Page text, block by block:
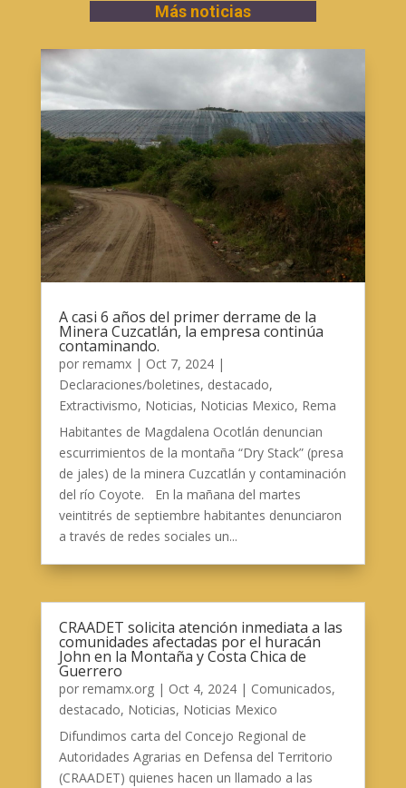
Más noticias
A casi 6 años del primer derrame de la
Minera Cuzcatlán, la empresa continúa
contaminando.
por remamx| Oct 7, 2024|
Declaraciones/boletines, destacado,
Extractivismo, Noticias, Noticias Mexico, Rema
Habitantes de Magdalena Ocotlán denuncian
escurrimientos de la montaña “Dry Stack” (presa
de jales) de la minera Cuzcatlán y contaminación
del río Coyote. En la mañana del martes
veintitrés de septiembre habitantes denunciaron
a través de redes sociales un...
CRAADET solicita atención inmediata a las
comunidades afectadas por el huracán
John en la Montaña y Costa Chica de
Guerrero
por remamx.org| Oct 4, 2024| Comunicados,
destacado, Noticias, Noticias Mexico
Difundimos carta del Concejo Regional de
Autoridades Agrarias en Defensa del Territorio
(CRAADET) quienes hacen un llamado a las